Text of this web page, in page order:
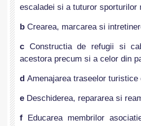
escaladei si a tuturor sporturilor
b Crearea, marcarea si
c Constructia de refugii si
acestora precum si a celor din
d Amenajarea traseelor
e Deschiderea, repararea si
f Educarea membrilor